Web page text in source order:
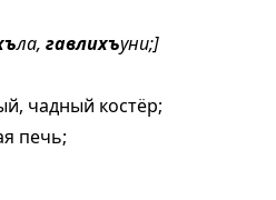
ла, гавлихъуни;]
чадный костёр;
печь;